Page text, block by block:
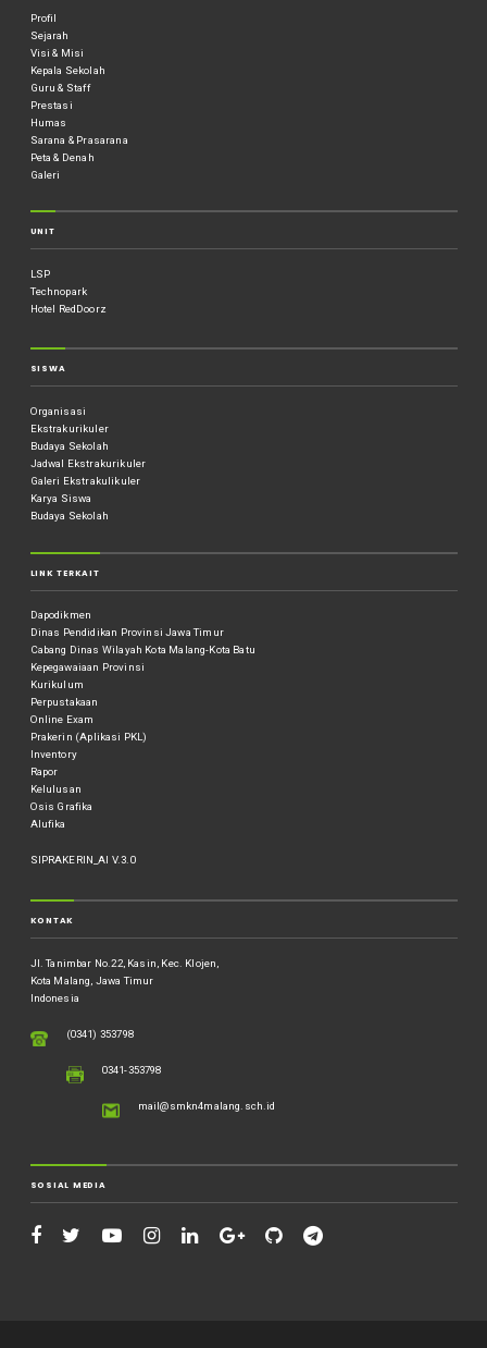
Profil
Sejarah
Visi & Misi
Kepala Sekolah
Guru & Staff
Prestasi
Humas
Sarana & Prasarana
Peta & Denah
Galeri
UNIT
LSP
Technopark
Hotel RedDoorz
SISWA
Organisasi
Ekstrakurikuler
Budaya Sekolah
Jadwal Ekstrakurikuler
Galeri Ekstrakulikuler
Karya Siswa
Budaya Sekolah
LINK TERKAIT
Dapodikmen
Dinas Pendidikan Provinsi Jawa Timur
Cabang Dinas Wilayah Kota Malang-Kota Batu
Kepegawaiaan Provinsi
Kurikulum
Perpustakaan
Online Exam
Prakerin (Aplikasi PKL)
Inventory
Rapor
Kelulusan
Osis Grafika
Alufika
SIPRAKERIN_AI V.3.0
KONTAK
Jl. Tanimbar No.22, Kasin, Kec. Klojen,
Kota Malang, Jawa Timur
Indonesia
(0341) 353798
0341-353798
mail@smkn4malang.sch.id
SOSIAL MEDIA